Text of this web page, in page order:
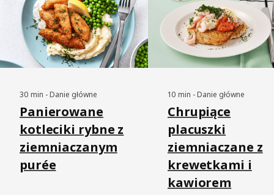
30 min - Danie główne
Panierowane
kotleciki rybne z
ziemniaczanym
purée
10 min - Danie główne
Chrupiące
placuszki
ziemniaczane z
krewetkami i
kawiorem